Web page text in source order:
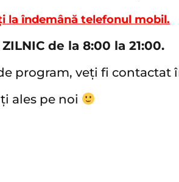
la îndemână telefonul mobil.
de la 8:00 la 21:00.
program, veți fi contactat
ales pe noi